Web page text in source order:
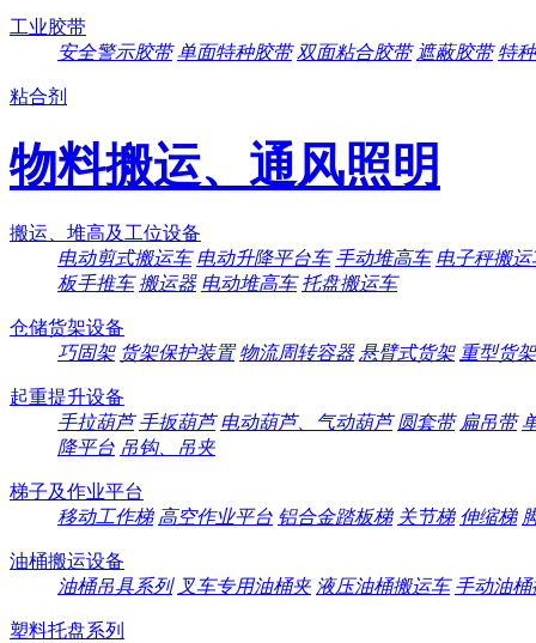
工业胶带
安全警示胶带 单面特种胶带 双面粘合胶带 遮蔽胶带 特
粘合剂
物料搬运、通风照明
搬运、堆高及工位设备
电动剪式搬运车 电动升降平台车 手动堆高车 电子秤搬运
板手推车 搬运器 电动堆高车 托盘搬运车
仓储货架设备
巧固架 货架保护装置 物流周转容器 悬臂式货架 重型货架
起重提升设备
手拉葫芦 手扳葫芦 电动葫芦、气动葫芦 圆套带 扁吊带
降平台 吊钩、吊夹
梯子及作业平台
移动工作梯 高空作业平台 铝合金踏板梯 关节梯 伸缩梯
油桶搬运设备
油桶吊具系列 叉车专用油桶夹 液压油桶搬运车 手动油
塑料托盘系列